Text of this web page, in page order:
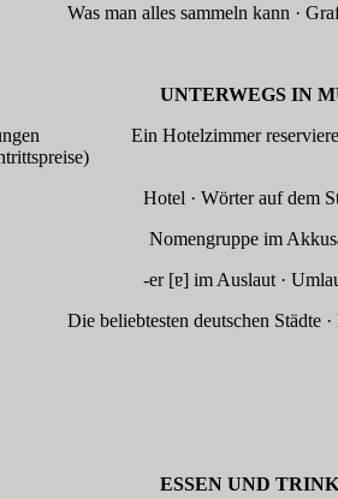
Was man alles sammeln kann ·
IN
Ein Hotelzimmer reservieren ·
· Wörter auf dem Stadtplan ·
im Akkusativ ·
[ɐ] im Auslaut · Umlaute:
Die beliebtesten deutschen Städte ·
UND